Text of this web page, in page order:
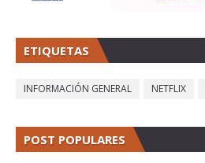
ETIQUETAS
INFORMACIÓN GENERAL NETFLIX
POST POPULARES